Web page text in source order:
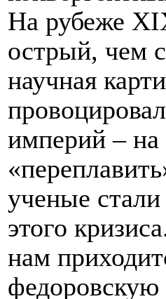
На рубеже
острый, чем
научная
империй – на
ученые
этого
нам
федоровскую